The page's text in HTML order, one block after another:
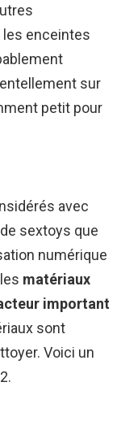
enceintes
sur
petit pour
avec
sextoys que
numérique
matériaux
important
sont
Voici un